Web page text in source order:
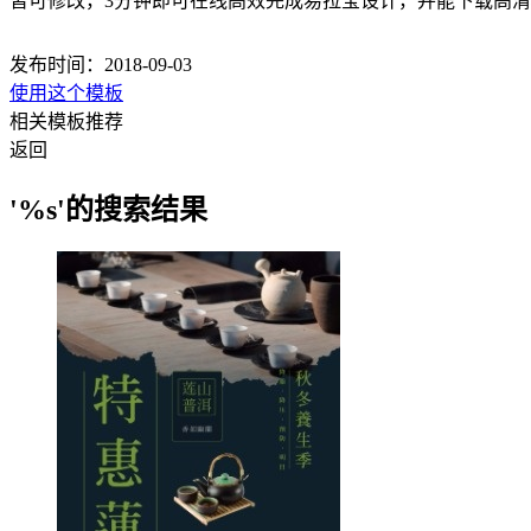
发布时间：2018-09-03
使用这个模板
相关模板推荐
返回
'%s'的搜索结果